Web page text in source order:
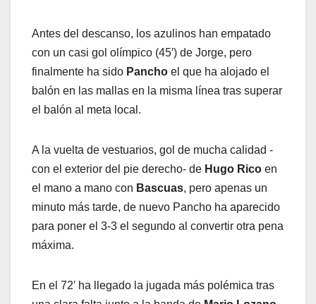
Antes del descanso, los azulinos han empatado
con un casi gol olímpico (45′) de Jorge, pero
finalmente ha sido Pancho el que ha alojado el
balón en las mallas en la misma línea tras superar
el balón al meta local.
A la vuelta de vestuarios, gol de mucha calidad -
con el exterior del pie derecho- de Hugo Rico en
el mano a mano con Bascuas, pero apenas un
minuto más tarde, de nuevo Pancho ha aparecido
para poner el 3-3 el segundo al convertir otra pena
máxima.
En el 72′ ha llegado la jugada más polémica tras